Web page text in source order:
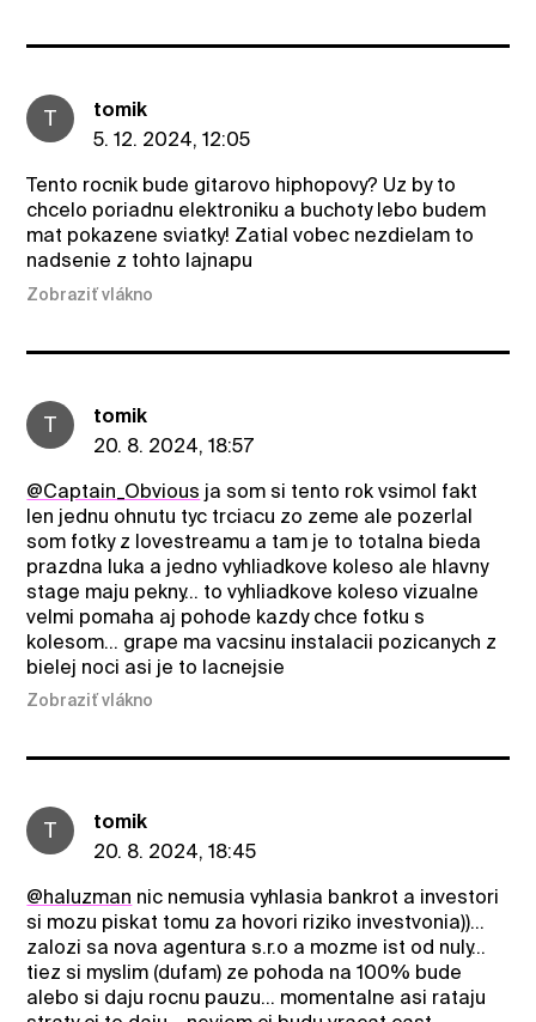
T
tomik
5. 12. 2024, 12:05
Tento rocnik bude gitarovo hiphopovy? Uz by to
chcelo poriadnu elektroniku a buchoty lebo budem
mat pokazene sviatky! Zatial vobec nezdielam to
nadsenie z tohto lajnapu
Zobraziť vlákno
T
tomik
20. 8. 2024, 18:57
@Captain_Obvious ja som si tento rok vsimol fakt
len jednu ohnutu tyc trciacu zo zeme ale pozerlal
som fotky z lovestreamu a tam je to totalna bieda
prazdna luka a jedno vyhliadkove koleso ale hlavny
stage maju pekny... to vyhliadkove koleso vizualne
velmi pomaha aj pohode kazdy chce fotku s
kolesom... grape ma vacsinu instalacii pozicanych z
bielej noci asi je to lacnejsie
Zobraziť vlákno
T
tomik
20. 8. 2024, 18:45
@haluzman nic nemusia vyhlasia bankrot a investori
si mozu piskat tomu za hovori riziko investvonia))...
zalozi sa nova agentura s.r.o a mozme ist od nuly...
tiez si myslim (dufam) ze pohoda na 100% bude
alebo si daju rocnu pauzu... momentalne asi rataju